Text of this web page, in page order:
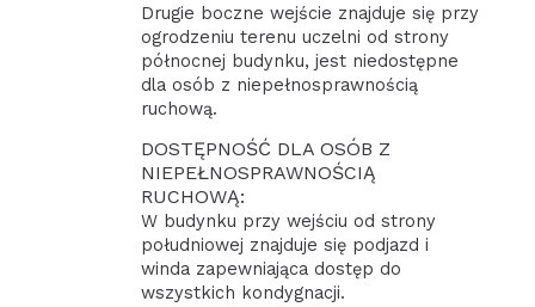
Drugie boczne wejście znajduje się przy
ogrodzeniu terenu uczelni od strony
północnej budynku, jest niedostępne
dla osób z niepełnosprawnością
ruchową.
DOSTĘPNOŚĆ DLA OSÓB Z
NIEPEŁNOSPRAWNOŚCIĄ
RUCHOWĄ:
W budynku przy wejściu od strony
południowej znajduje się podjazd i
winda zapewniająca dostęp do
wszystkich kondygnacji.